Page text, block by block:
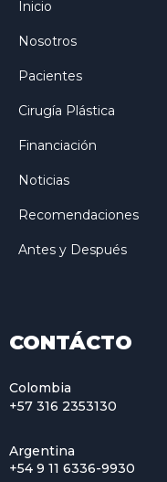
Inicio
Nosotros
Pacientes
Cirugía Plástica
Financiación
Noticias
Recomendaciones
Antes y Después
CONTÁCTO
Colombia
+57 316 2353130
Argentina
+54 9 11 6336-9930